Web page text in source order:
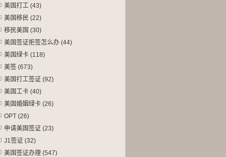
美国打工 (43)
美国移民 (22)
移民美国 (30)
美国签证拒签怎么办 (44)
美国绿卡 (118)
美签 (673)
美国打工签证 (92)
美国工卡 (40)
美国婚姻绿卡 (26)
OPT (26)
申请美国签证 (23)
J1签证 (32)
美国签证办理 (547)